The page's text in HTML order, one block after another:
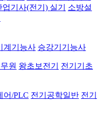
기사(전기) 실기
소방설
계기능사 승강기기능사
원 왕초보전기 전기기초
어/PLC 전기공학일반 전기